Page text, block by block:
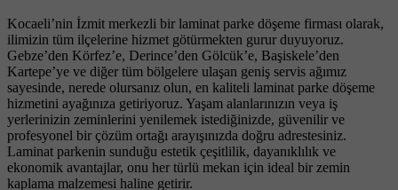
Kocaeli’nin İzmit merkezli bir laminat parke döşeme firması olarak,
ilimizin tüm ilçelerine hizmet götürmekten gurur duyuyoruz.
Gebze’den Körfez’e, Derince’den Gölcük’e, Başiskele’den
Kartepe’ye ve diğer tüm bölgelere ulaşan geniş servis ağımız
sayesinde, nerede olursanız olun, en kaliteli laminat parke döşeme
hizmetini ayağınıza getiriyoruz. Yaşam alanlarınızın veya iş
yerlerinizin zeminlerini yenilemek istediğinizde, güvenilir ve
profesyonel bir çözüm ortağı arayışınızda doğru adrestesiniz.
Laminat parkenin sunduğu estetik çeşitlilik, dayanıklılık ve
ekonomik avantajlar, onu her türlü mekan için ideal bir zemin
kaplama malzemesi haline getirir.